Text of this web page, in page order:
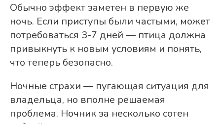
Обычно эффект заметен в первую же
ночь. Если приступы были частыми, может
потребоваться 3-7 дней — птица должна
привыкнуть к новым условиям и понять,
что теперь безопасно.
Ночные страхи — пугающая ситуация для
владельца, но вполне решаемая
проблема. Ночник за несколько сотен